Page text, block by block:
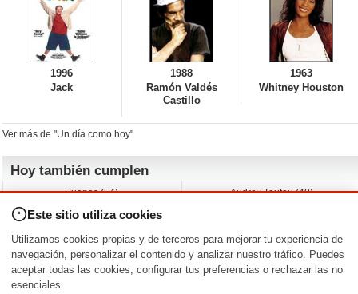
1996
Jack
1988
Ramón Valdés
Castillo
1963
Whitney Houston
Ver más de "Un día como hoy"
Hoy también cumplen
Juanes (54)
Jessica Capshaw (50)
Sam Elliott (82)
Jarvis Hayes (45)
Audrey Tautou (48)
The Edge (65)
Anna Kendrick (41)
Nacimientos y estrenos en la fecha
Este sitio utiliza cookies
Utilizamos cookies propias y de terceros para mejorar tu experiencia de
navegación, personalizar el contenido y analizar nuestro tráfico. Puedes
aceptar todas las cookies, configurar tus preferencias o rechazar las no
esenciales.